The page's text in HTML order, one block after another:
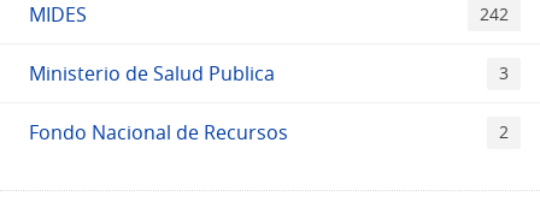
MIDES 242
Ministerio de Salud Publica 3
Fondo Nacional de Recursos 2